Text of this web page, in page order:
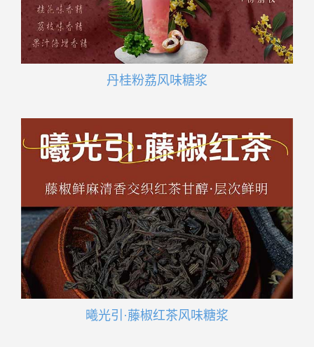
丹桂粉荔风味糖浆
曦光引·藤椒红茶风味糖浆